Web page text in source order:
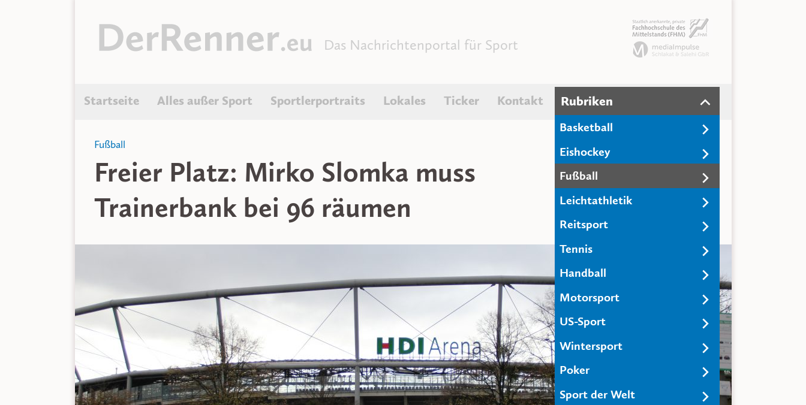
Das Nachrichtenportal für Sport
Startseite Alles außer Sport Sportlerportraits Lokales Ticker Kontakt Rubriken
Basketball
Eishockey
Fußball
Leichtathletik
Reitsport
Tennis
Handball
Motorsport
US-Sport
Wintersport
Poker
Sport der Welt
Fußball
Freier Platz: Mirko Slomka muss
Trainerbank bei 96 räumen